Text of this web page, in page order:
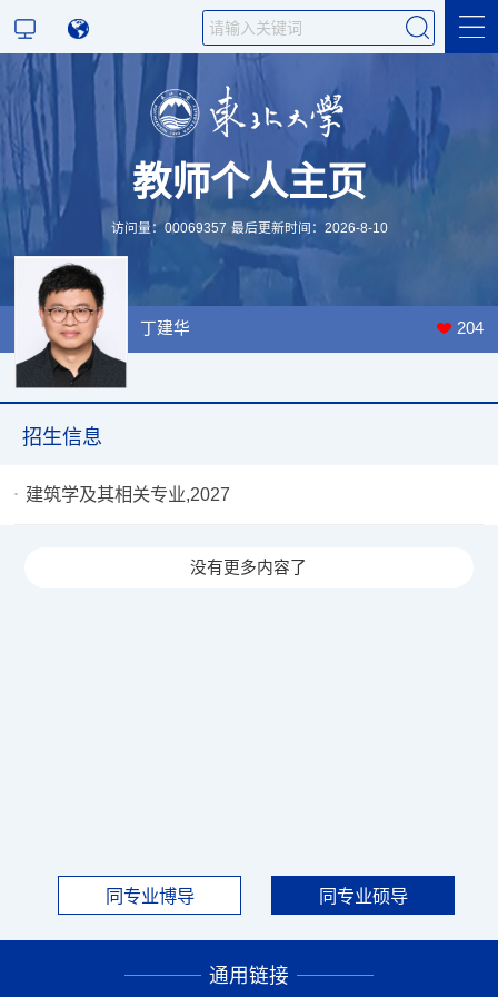
科学研究
教学研究
教师个人主页
访问量： 00069357 最后更新时间： 2026-8-10
丁建华 204
招生信息
建筑学及其相关专业,2027
没有更多内容了
同专业博导 同专业硕导
通用链接